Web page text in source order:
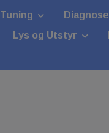
Tuning Diagnose
Lys og Utstyr